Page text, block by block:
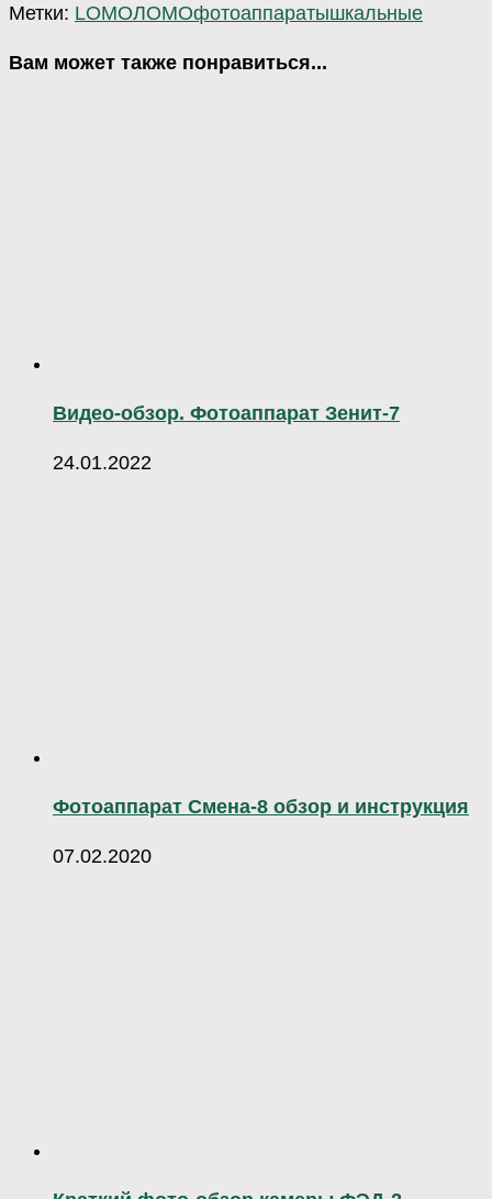
Метки: LOMOЛОМОфотоаппаратышкальные
Вам может также понравиться...
Видео-обзор. Фотоаппарат Зенит-7
24.01.2022
Фотоаппарат Смена-8 обзор и инструкция
07.02.2020